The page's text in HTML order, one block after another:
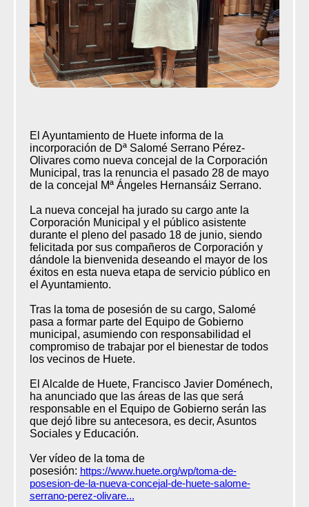
El Ayuntamiento de Huete informa de la
incorporación de Dª Salomé Serrano Pérez-
Olivares como nueva concejal de la Corporación
Municipal, tras la renuncia el pasado 28 de mayo
de la concejal Mª Ángeles Hernansáiz Serrano.
La nueva concejal ha jurado su cargo ante la
Corporación Municipal y el público asistente
durante el pleno del pasado 18 de junio, siendo
felicitada por sus compañeros de Corporación y
dándole la bienvenida deseando el mayor de los
éxitos en esta nueva etapa de servicio público en
el Ayuntamiento.
Tras la toma de posesión de su cargo, Salomé
pasa a formar parte del Equipo de Gobierno
municipal, asumiendo con responsabilidad el
compromiso de trabajar por el bienestar de todos
los vecinos de Huete.
El Alcalde de Huete, Francisco Javier Doménech,
ha anunciado que las áreas de las que será
responsable en el Equipo de Gobierno serán las
que dejó libre su antecesora, es decir, Asuntos
Sociales y Educación.
Ver vídeo de la toma de
posesión: https://www.huete.org/wp/toma-de-
posesion-de-la-nueva-concejal-de-huete-salome-
serrano-perez-olivare...